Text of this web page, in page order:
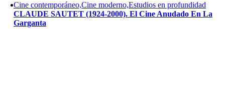
Cine contemporáneo,Cine moderno,Estudios en profundidad
CLAUDE SAUTET (1924-2000). El Cine Anudado En La
Garganta